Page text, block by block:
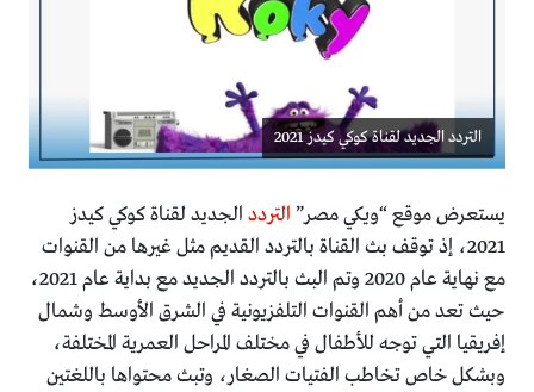
التردد الجديد لقناة كوكي كيدز 2021
يستعرض موقع “ويكي مصر” التردد الجديد لقناة كوكي كيدز
2021، إذ توقف بث القناة بالتردد القديم مثل غيرها من القنوات
مع نهاية عام 2020 وتم البث بالتردد الجديد مع بداية عام 2021،
حيث تعد من أهم القنوات التلفزيونية في الشرق الأوسط وشمال
إفريقيا التي توجه للأطفال في مختلف المراحل العمرية المختلفة،
وبشكل خاص تخاطب الفتيات الصغار، وتبث محتواها باللغتين